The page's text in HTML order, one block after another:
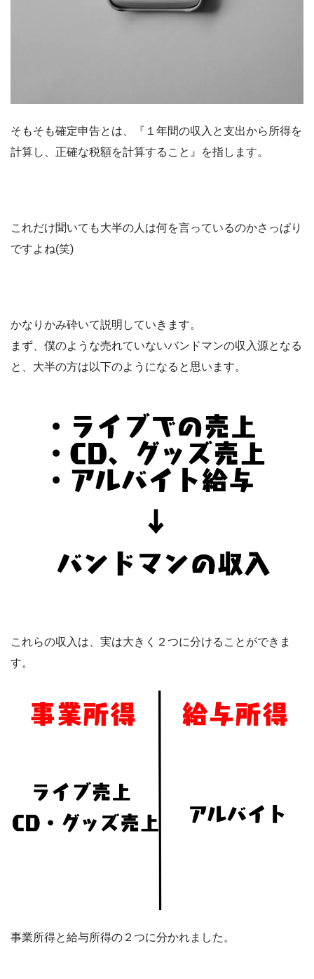
そもそも確定申告とは、『１年間の収入と支出から所得を
計算し、正確な税額を計算すること』を指します。
これだけ聞いても大半の人は何を言っているのかさっぱり
ですよね(笑)
かなりかみ砕いて説明していきます。
まず、僕のような売れていないバンドマンの収入源となる
と、大半の方は以下のようになると思います。
これらの収入は、実は大きく２つに分けることができま
す。
事業所得と給与所得の２つに分かれました。